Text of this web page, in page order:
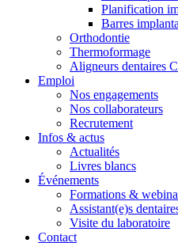
Planification
Barres
Orthodontie
Thermoformage
Aligneurs dentaires
Emploi
Nos engagements
Nos collaborateurs
Recrutement
Infos & actus
Actualités
Livres blancs
Événements
Formations &
Assistant(e)s
Visite du laboratoire
Contact